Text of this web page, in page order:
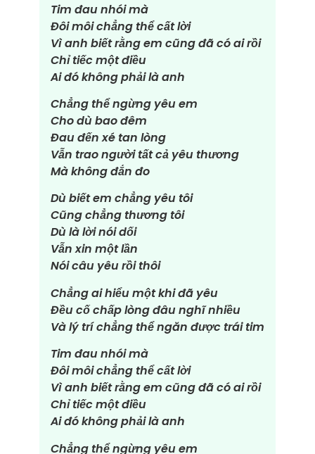
Tim đau nhói mà
Đôi môi chẳng thể cất lời
Vì anh biết rằng em cũng đã có ai rồi
Chỉ tiếc một điều
Ai đó không phải là anh
Chẳng thể ngừng yêu em
Cho dù bao đêm
Đau đến xé tan lòng
Vẫn trao người tất cả yêu thương
Mà không đắn đo
Dù biết em chẳng yêu tôi
Cũng chẳng thương tôi
Dù là lời nói dối
Vẫn xin một lần
Nói câu yêu rồi thôi
Chẳng ai hiểu một khi đã yêu
Đều cố chấp lòng đâu nghĩ nhiều
Và lý trí chẳng thể ngăn được trái tim
Tim đau nhói mà
Đôi môi chẳng thể cất lời
Vì anh biết rằng em cũng đã có ai rồi
Chỉ tiếc một điều
Ai đó không phải là anh
Chẳng thể ngừng yêu em